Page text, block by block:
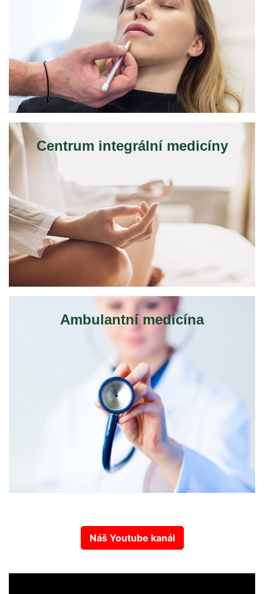
Centrum integrální medicíny
Ambulantní medicína
Náš Youtube kanál